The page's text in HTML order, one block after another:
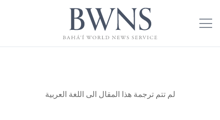
لم تتم ترجمة هذا المقال الى اللغة العربية